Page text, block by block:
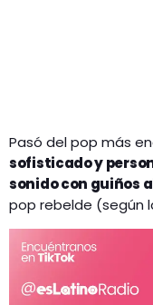
Pasó del pop más
sofisticado y
sonido con guiños
pop rebelde (según